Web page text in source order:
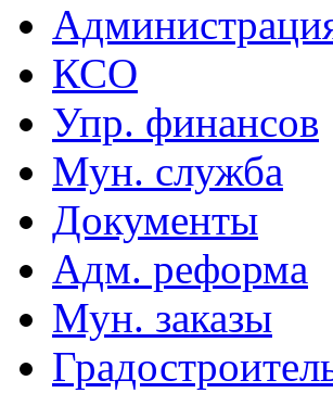
КСО
Упр. финансов
Мун. служба
Документы
Адм. реформа
Мун. заказы